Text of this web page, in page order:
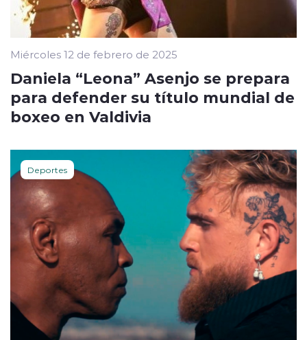
Miércoles 12 de febrero de 2025
Daniela “Leona” Asenjo se prepara
para defender su título mundial de
boxeo en Valdivia
Deportes